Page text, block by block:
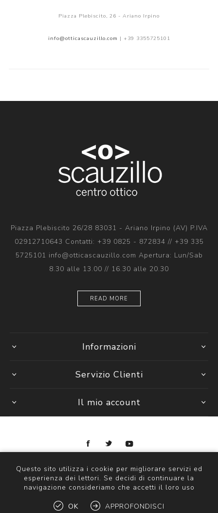
Piazza Plebiscito, 26 - Ariano Irpino
info@otticascauzillo.com | +39 3355725101
Piazza Plebiscito 26/28 83031 - Ariano Irpino (AV) P.IVA
02912710643 Contatti: +39 0825 - 872834 // +39 335
5725101 info@otticascauzillo.com Apertura: Lun/Sab
8.30 alle 13.00 // 16.30 alle 20.30
READ MORE
Informazioni
Servizio Clienti
Il mio account
Copyright © 2026 Ottica Scauzillo. Tutti i diritti riservati
Questo sito utilizza i cookie per migliorare servizi ed
esperienza dei lettori. Se decidi di continuare la
navigazione consideriamo che accetti il loro uso
OK APPROFONDISCI